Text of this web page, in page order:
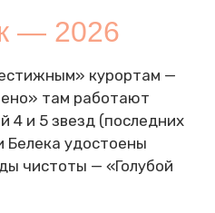
— 2026
курортам —
там работают
4 и 5 звезд (последних
Белека удостоены
чистоты — «Голубой